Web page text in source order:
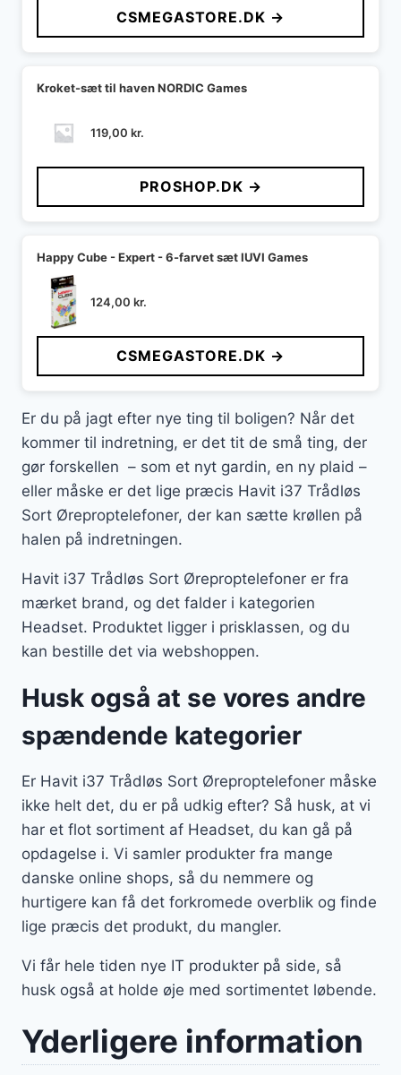
CSMEGASTORE.DK →
Kroket-sæt til haven NORDIC Games
119,00 kr.
PROSHOP.DK →
Happy Cube - Expert - 6-farvet sæt IUVI Games
124,00 kr.
CSMEGASTORE.DK →
Er du på jagt efter nye ting til boligen? Når det
kommer til indretning, er det tit de små ting, der
gør forskellen – som et nyt gardin, en ny plaid –
eller måske er det lige præcis Havit i37 Trådløs
Sort Øreproptelefoner, der kan sætte krøllen på
halen på indretningen.
Havit i37 Trådløs Sort Øreproptelefoner er fra
mærket brand, og det falder i kategorien
Headset. Produktet ligger i prisklassen, og du
kan bestille det via webshoppen.
Husk også at se vores andre
spændende kategorier
Er Havit i37 Trådløs Sort Øreproptelefoner måske
ikke helt det, du er på udkig efter? Så husk, at vi
har et flot sortiment af Headset, du kan gå på
opdagelse i. Vi samler produkter fra mange
danske online shops, så du nemmere og
hurtigere kan få det forkromede overblik og finde
lige præcis det produkt, du mangler.
Vi får hele tiden nye IT produkter på side, så
husk også at holde øje med sortimentet løbende.
Yderligere information